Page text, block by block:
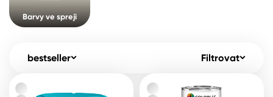
Pro akcionáře
Kontakty
Worldwide
Spreje
Ředidla, tužidla, čističe, technické
Barvy ve spreji
bestseller Filtrovat